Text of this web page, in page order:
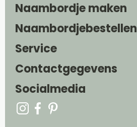
Naambordje maken
Naambordjebestellen
Service
Contactgegevens
Socialmedia